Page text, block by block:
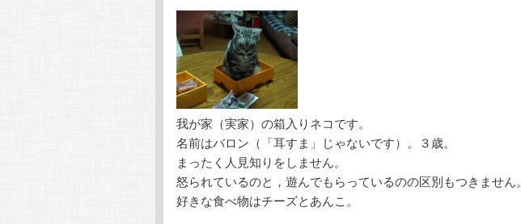
我が家（実家）の箱入りネコです。
名前はバロン（「耳すま」じゃないです）。３歳。
まったく人見知りをしません。
怒られているのと，遊んでもらっているのの区別もつきません。
好きな食べ物はチーズとあんこ。